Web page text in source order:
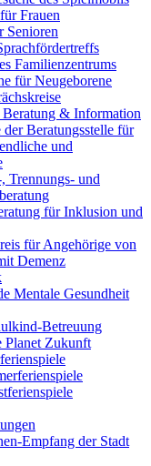
Frauen
Senioren
Familienzentrums
für Neugeborene
& Information
der Beratungsstelle für
und
Trennungs- und
für Inklusion und
für Angehörige von
Demenz
Mentale Gesundheit
Betreuung
Planet Zukunft
Empfang der Stadt